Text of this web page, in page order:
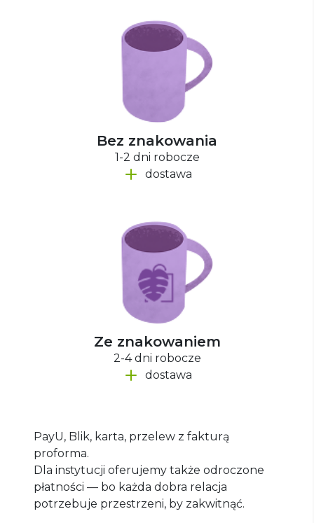
Bez znakowania
1-2 dni robocze
dostawa
Ze znakowaniem
2-4 dni robocze
dostawa
PayU, Blik, karta, przelew z fakturą
proforma.
Dla instytucji oferujemy także odroczone
płatności — bo każda dobra relacja
potrzebuje przestrzeni, by zakwitnąć.